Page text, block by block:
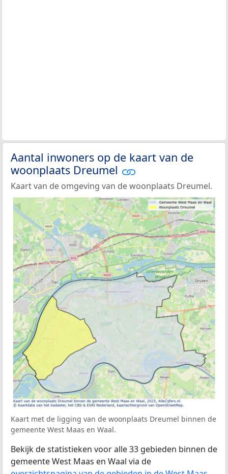
Aantal inwoners op de kaart van de
woonplaats Dreumel
Kaart van de omgeving van de woonplaats Dreumel.
Kaart met de ligging van de woonplaats Dreumel binnen de
gemeente West Maas en Waal.
Bekijk de statistieken voor alle 33 gebieden binnen de
gemeente West Maas en Waal via de